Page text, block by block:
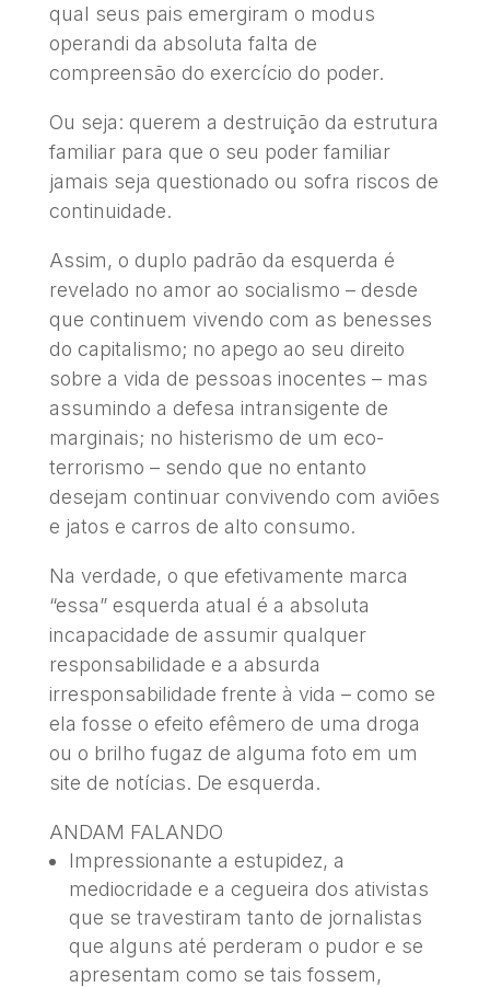
qual seus pais emergiram o modus
operandi da absoluta falta de
compreensão do exercício do poder.
Ou seja: querem a destruição da estrutura
familiar para que o seu poder familiar
jamais seja questionado ou sofra riscos de
continuidade.
Assim, o duplo padrão da esquerda é
revelado no amor ao socialismo – desde
que continuem vivendo com as benesses
do capitalismo; no apego ao seu direito
sobre a vida de pessoas inocentes – mas
assumindo a defesa intransigente de
marginais; no histerismo de um eco-
terrorismo – sendo que no entanto
desejam continuar convivendo com aviões
e jatos e carros de alto consumo.
Na verdade, o que efetivamente marca
“essa” esquerda atual é a absoluta
incapacidade de assumir qualquer
responsabilidade e a absurda
irresponsabilidade frente à vida – como se
ela fosse o efeito efêmero de uma droga
ou o brilho fugaz de alguma foto em um
site de notícias. De esquerda.
ANDAM FALANDO
Impressionante a estupidez, a
mediocridade e a cegueira dos ativistas
que se travestiram tanto de jornalistas
que alguns até perderam o pudor e se
apresentam como se tais fossem,